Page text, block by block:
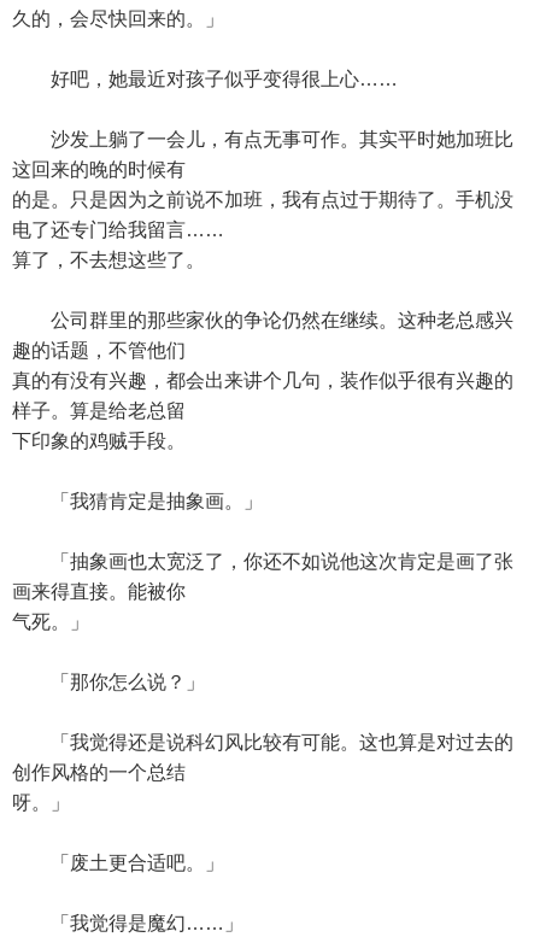
久的，会尽快回来的。」
好吧，她最近对孩子似乎变得很上心……
沙发上躺了一会儿，有点无事可作。其实平时她加班比
这回来的晚的时候有
的是。只是因为之前说不加班，我有点过于期待了。手机没
电了还专门给我留言……
算了，不去想这些了。
公司群里的那些家伙的争论仍然在继续。这种老总感兴
趣的话题，不管他们
真的有没有兴趣，都会出来讲个几句，装作似乎很有兴趣的
样子。算是给老总留
下印象的鸡贼手段。
「我猜肯定是抽象画。」
「抽象画也太宽泛了，你还不如说他这次肯定是画了张
画来得直接。能被你
气死。」
「那你怎么说？」
「我觉得还是说科幻风比较有可能。这也算是对过去的
创作风格的一个总结
呀。」
「废土更合适吧。」
「我觉得是魔幻……」